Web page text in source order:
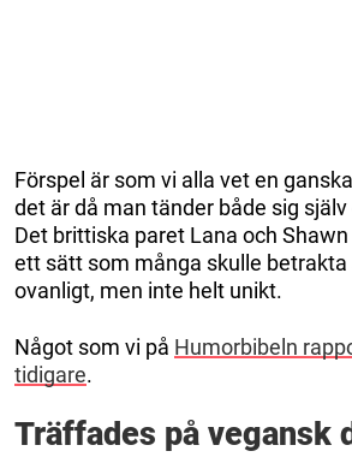
Förspel är som vi alla vet en
det är då man tänder både sig
Det brittiska paret Lana och Shawn
ett sätt som många skulle betrakta
ovanligt, men inte helt unikt.
Något som vi på Humorbibeln
tidigare.
Träffades på vegansk